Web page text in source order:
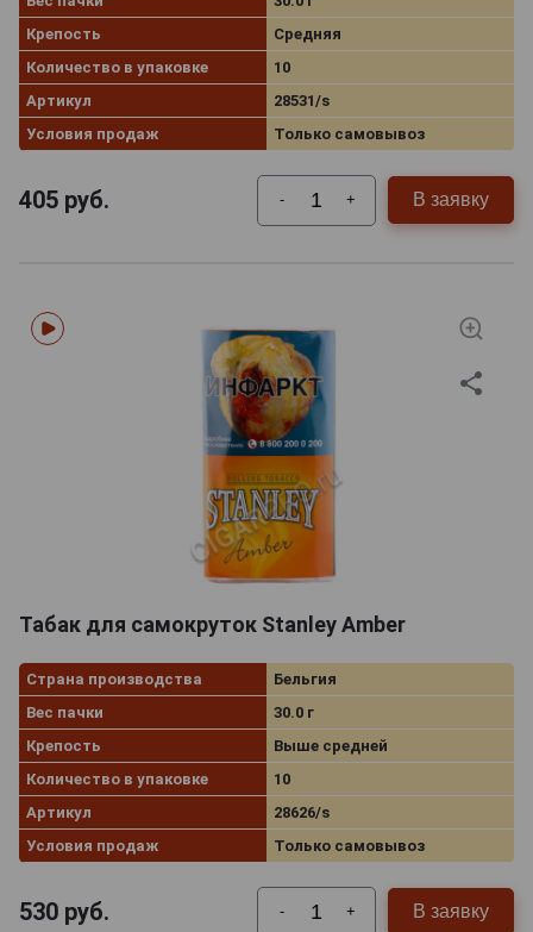
Крепость
Средняя
Количество в упаковке
10
Артикул
28531/s
Условия продаж
Только самовывоз
405 руб. - + В заявку
Табак для самокруток Stanley Amber
Страна производства
Бельгия
Вес пачки
30.0 г
Крепость
Выше средней
Количество в упаковке
10
Артикул
28626/s
Условия продаж
Только самовывоз
530 руб. - + В заявку